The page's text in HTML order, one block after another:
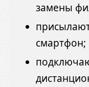
замены
смартфон;